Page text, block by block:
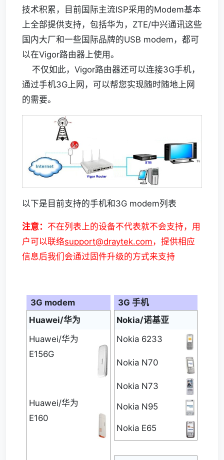
技术积累，目前国际主流ISP采用的Modem基本
上全部提供支持，包括华为，ZTE/中兴通讯这些
国内大厂和一些国际品牌的USB modem，都可
以在Vigor路由器上使用。
不仅如此，Vigor路由器还可以连接3G手机，
通过手机3G上网，可以帮您实现随时随地上网
的需要。
以下是目前支持的手机和3G modem列表
注意： 不在列表上的设备不代表就不会支持，用
户可以联络support@draytek.com ，提供相应
信息后我们会通过固件升级的方式来支持
3G modem
3G 手机
Huawei/华为
Huawei/华为
E156G
Huawei/华为
E160
Nokia/诺基亚
Nokia 6233
Nokia N70
Nokia N73
Nokia N95
Nokia E65